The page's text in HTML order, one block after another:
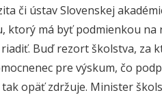
či ústav Slovenskej
ktorý má byť podmienkou
Buď rezort školstva, za
pre výskum, čo
opäť zdržuje. Minister